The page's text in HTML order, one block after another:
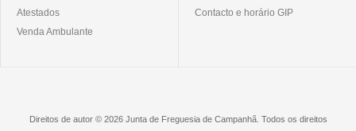
Atestados
Venda Ambulante
Contacto e horário GIP
Direitos de autor © 2026 Junta de Freguesia de Campanhã. Todos os direitos